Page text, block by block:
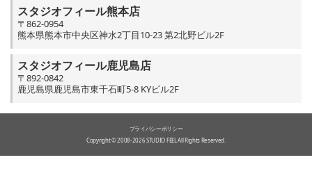
スタジオフィール熊本店
〒862-0954
熊本県熊本市中央区神水2丁目10-23 第2北野ビル2F
スタジオフィール鹿児島店
〒892-0842
鹿児島県鹿児島市東千石町5-8 KYビル2F
プライバシーポリシー
Copyright © 2008-2026 STUDIO FEEL All Rights Reserved.